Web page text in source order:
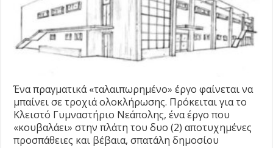
Ένα πραγματικά «ταλαιπωρημένο» έργο φαίνεται να
μπαίνει σε τροχιά ολοκλήρωσης. Πρόκειται για το
Κλειστό Γυμναστήριο Νεάπολης, ένα έργο που
«κουβαλάει» στην πλάτη του δυο (2) αποτυχημένες
προσπάθειες και βέβαια, σπατάλη δημοσίου